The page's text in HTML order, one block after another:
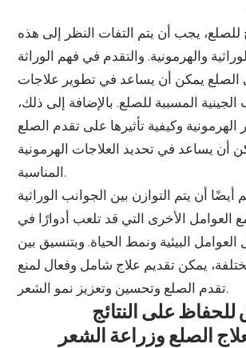
للصلع، يجب أن يتم التفات النظر إلى هذه
والهرمونية. والتقدم في فهم الوراثة
الصلع يمكن أن يساعد في تطوير علاجات
المسببة للصلع. بالإضافة إلى ذلك،
الهرمونية وكيفية تأثيرها على تقدم الصلع
أن يساعد في تحديد العلاجات الهرمونية
المناسبة.
أيضًا أن يتم التوازن بين الجوانب الوراثية
العوامل الأخرى التي قد تلعب أدوارًا في
البيئية ونمط الحياة. وبتنسيق بين
يمكن تقديم علاج شامل وفعال لمنع
تقدم الصلع وتحسين وتعزيز نمو الشعر.
على النتائج
الصلع وزراعة الشعر